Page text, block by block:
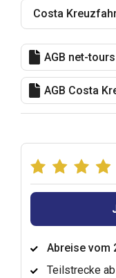
Costa
AGB net-tours
AGB Costa
Abreise vom
Teilstrecke